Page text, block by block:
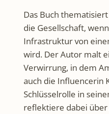
Das Buch
die Gesellschaft,
Infrastruktur von
wird. Der Autor malt
Verwirrung, in dem
auch die Influencerin
Schlüsselrolle in
reflektiere dabei